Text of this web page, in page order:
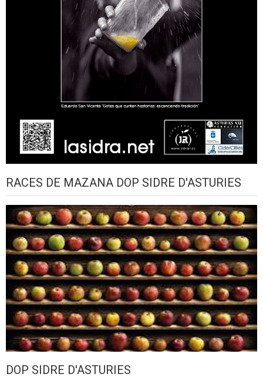
RACES DE MAZANA DOP SIDRE D'ASTURIES
DOP SIDRE D'ASTURIES